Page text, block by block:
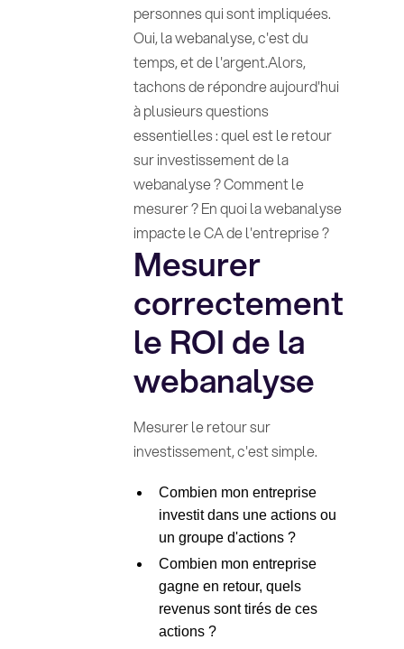
personnes qui sont impliquées.
Oui, la webanalyse, c'est du
temps, et de l'argent.Alors,
tachons de répondre aujourd'hui
à plusieurs questions
essentielles : quel est le retour
sur investissement de la
webanalyse ? Comment le
mesurer ? En quoi la webanalyse
impacte le CA de l'entreprise ?
Mesurer
correctement
le ROI de la
webanalyse
Mesurer le retour sur
investissement, c'est simple.
Combien mon entreprise
investit dans une actions ou
un groupe d'actions ?
Combien mon entreprise
gagne en retour, quels
revenus sont tirés de ces
actions ?